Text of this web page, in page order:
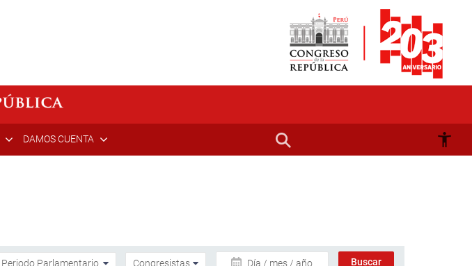
DAMOS CUENTA
Día / mes / año